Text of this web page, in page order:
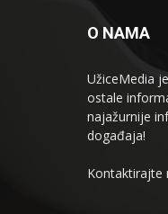
O NAMA
UžiceMedia
ostale
najažurnije
događaja!
Kontaktirajte